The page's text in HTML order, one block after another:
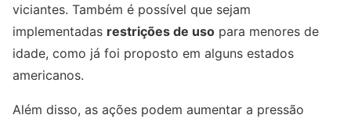
viciantes. Também é possível que sejam
implementadas restrições de uso para menores de
idade, como já foi proposto em alguns estados
americanos.
Além disso, as ações podem aumentar a pressão